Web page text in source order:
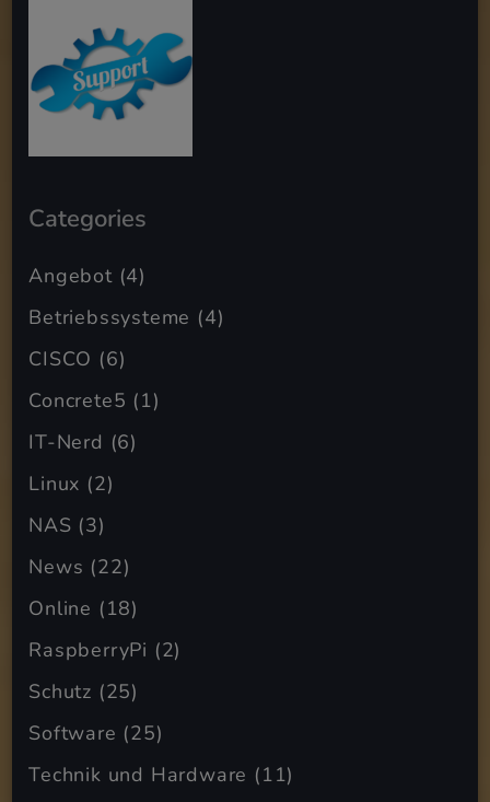
Categories
Angebot(4)
Betriebssysteme (4)
CISCO (6)
Concrete5 (1)
IT-Nerd (6)
Linux (2)
NAS (3)
News (22)
Online (18)
RaspberryPi (2)
Schutz (25)
Software (25)
Technik und Hardware (11)